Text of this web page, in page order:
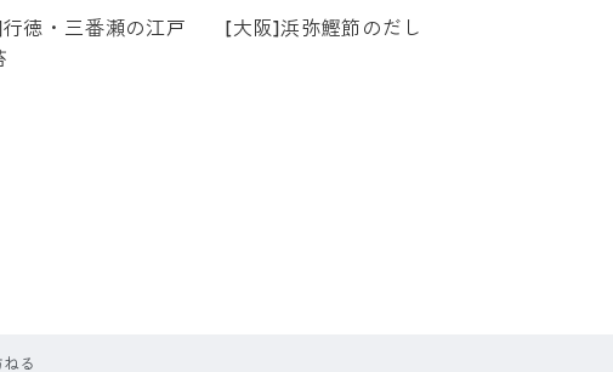
徳・三番瀬の江戸
[大阪]浜弥鰹節のだし
る